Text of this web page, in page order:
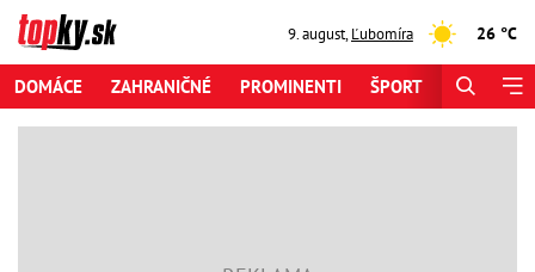
9. august,Ľubomíra 26 °C
DOMÁCE ZAHRANIČNÉ PROMINENTI ŠPORT